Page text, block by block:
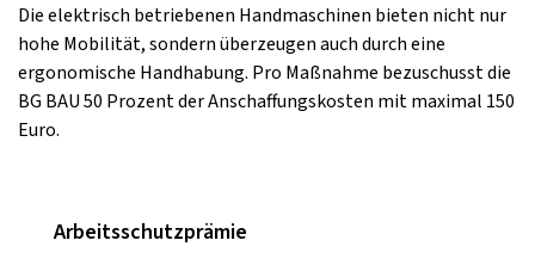
Die elektrisch betriebenen Handmaschinen bieten nicht nur
hohe Mobilität, sondern überzeugen auch durch eine
ergonomische Handhabung. Pro Maßnahme bezuschusst die
BG BAU 50 Prozent der Anschaffungskosten mit maximal 150
Euro.
Arbeitsschutzprämie